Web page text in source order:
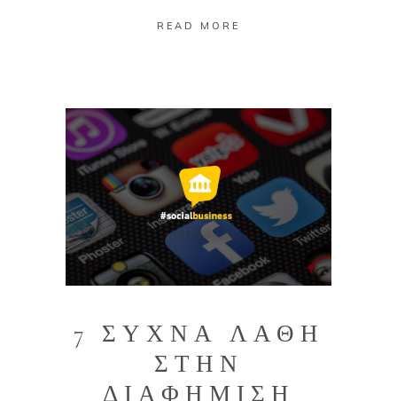
READ MORE
7 ΣΥΧΝΑ ΛΑΘΗ
ΣΤΗΝ
ΔΙΑΦΗΜΙΣΗ